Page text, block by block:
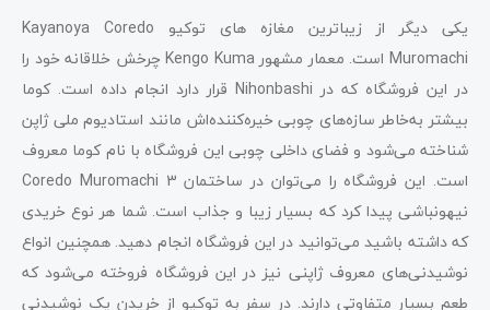
یکی دیگر از زیباترین مغازه های توکیو Kayanoya Coredo
Muromachi است. معمار مشهور Kengo Kuma چرخش خلاقانه خود را
در این فروشگاه که در Nihonbashi قرار دارد انجام داده است. کوما
بیشتر به‌خاطر سازه‌های چوبی خیره‌کننده‌اش مانند استادیوم ملی ژاپن
شناخته می‌شود و فضای داخلی چوبی این فروشگاه با نام کوما معروف
است. این فروشگاه را می‌توان در ساختمان Coredo Muromachi 3
نیهونباشی پیدا کرد که بسیار زیبا و جذاب است. شما هر نوع خریدی
که داشته باشید می‌توانید در این فروشگاه انجام دهید. همچنین انواع
نوشیدنی‌های معروف ژاپنی نیز در این فروشگاه فروخته می‌شود که
طعم بسیار متفاوتی دارند. در سفر به توکیو از خریدن یک نوشیدنی